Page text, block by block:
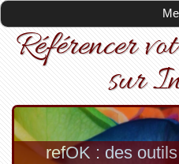
Référencer
sur
refOK : des